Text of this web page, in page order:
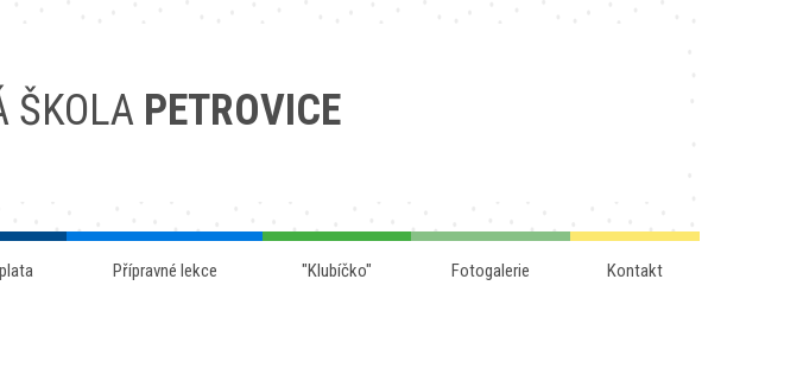
ŠKOLA PETROVICE
Přípravné lekce "Klubíčko" Fotogalerie Kontakt